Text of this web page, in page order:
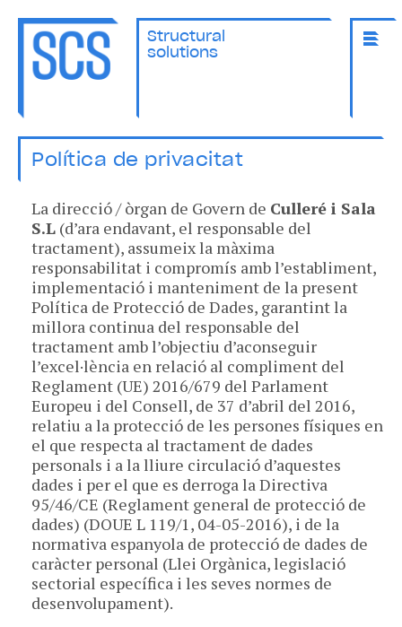
Structural
solutions
Política de privacitat
La direcció / òrgan de Govern de Culleré i Sala
S.L (d’ara endavant, el responsable del
tractament), assumeix la màxima
responsabilitat i compromís amb l’establiment,
implementació i manteniment de la present
Política de Protecció de Dades, garantint la
millora continua del responsable del
tractament amb l’objectiu d’aconseguir
l’excel·lència en relació al compliment del
Reglament (UE) 2016/679 del Parlament
Europeu i del Consell, de 37 d’abril del 2016,
relatiu a la protecció de les persones físiques en
el que respecta al tractament de dades
personals i a la lliure circulació d’aquestes
dades i per el que es derroga la Directiva
95/46/CE (Reglament general de protecció de
dades) (DOUE L 119/1, 04-05-2016), i de la
normativa espanyola de protecció de dades de
caràcter personal (Llei Orgànica, legislació
sectorial específica i les seves normes de
desenvolupament).